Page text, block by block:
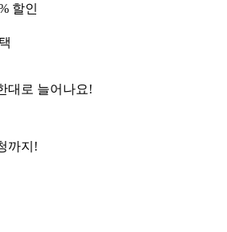
할인
대로 늘어나요!
까지!